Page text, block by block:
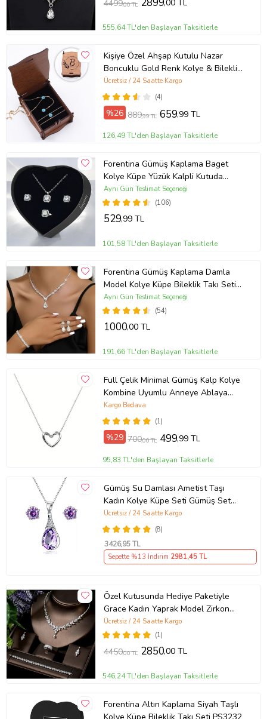
4499,00 TL 2899,00 TL
555,64 TL'den Başlayan Taksitlerle
Kişiye Özel Ahşap Kutulu Nazar
Boncuklu Gold Renk Kolye & Bileklik
Hediye Seti
(4)
Ücretsiz / 24 Saatte Kargo
%26 889,99 TL 659,99 TL
126,49 TL'den Başlayan Taksitlerle
Forentina Gümüş Kaplama Baget
Kolye Küpe Yüzük Kalpli Kutuda
Hediye Takı Seti PS3786
(106)
Aynı Gün Teslimat Seçeneği
529,99 TL
101,58 TL'den Başlayan Taksitlerle
Forentina Gümüş Kaplama Damla
Model Kolye Küpe Bileklik Takı Seti
PS3702
(54)
Aynı Gün Teslimat Seçeneği
1000,00 TL
191,66 TL'den Başlayan Taksitlerle
Full Çelik Minimal Gümüş Kalp Kolye
Kombine Uyumlu Anneye Ablaya
Hediye Takı Doğum Günü Yıldönümü
Eşe Hanıma Sevgiliye Kız Kardeşe
Arkadaşa Dosta
(1)
Kargo Bedava
%29 700,00 TL 499,99 TL
95,83 TL'den Başlayan Taksitlerle
Gümüş Su Damlası Ametist Taşı
Kadın Kolye Küpe Seti Gümüş Set
(Mor)
(8)
Ücretsiz / 24 Saatte Kargo
3426,95 TL
Sepette %13 İndirim 2981,45 TL
Özel Kutusunda Hediye Paketiyle
Grace Kadın Yaprak Model Zirkon
Taşlı Takı Seti Kolye Küpe Bileklik
Yüzük Hediye Set
(1)
Ücretsiz / 24 Saatte Kargo
4450,00 TL 2850,00 TL
546,24 TL'den Başlayan Taksitlerle
Forentina Altın Kaplama Siyah Taşlı